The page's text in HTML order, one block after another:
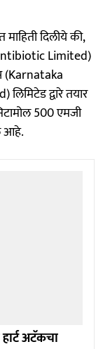
माहिती दिलीये की,
Limited)
(Karnataka
द्वारे तयार
500 एमजी
आहे.
अटॅकचा